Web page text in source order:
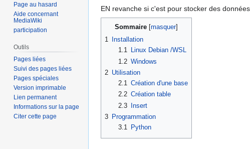
navigation
recherche
EN revanche si c'est pour stocker des
Sommaire
1
Installation
1.1
Linux Debian /WSL
1.2 Windows
2 Utilisation
2.1 Création d'une base
2.2 Création table
2.3
Insert
3 Programmation
3.1
Python
Page au hasard
Aide concernant
MediaWiki
participation
Outils
Pages liées
Suivi des pages liées
Pages spéciales
Version imprimable
Lien permanent
Informations sur la page
Citer cette page